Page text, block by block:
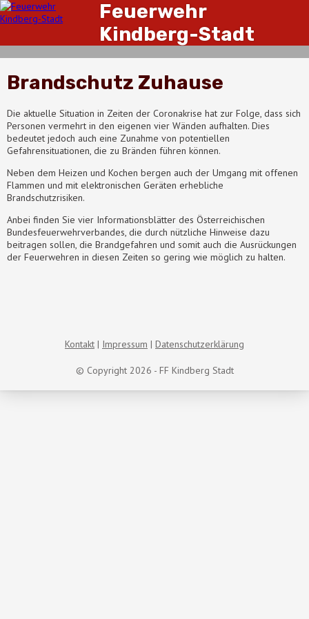
Feuerwehr
Kindberg-Stadt
Brandschutz Zuhause
Die aktuelle Situation in Zeiten der Coronakrise hat zur Folge, dass sich
Personen vermehrt in den eigenen vier Wänden aufhalten. Dies
bedeutet jedoch auch eine Zunahme von potentiellen
Gefahrensituationen, die zu Bränden führen können.
Neben dem Heizen und Kochen bergen auch der Umgang mit offenen
Flammen und mit elektronischen Geräten erhebliche
Brandschutzrisiken.
Anbei finden Sie vier Informationsblätter des Österreichischen
Bundesfeuerwehrverbandes, die durch nützliche Hinweise dazu
beitragen sollen, die Brandgefahren und somit auch die Ausrückungen
der Feuerwehren in diesen Zeiten so gering wie möglich zu halten.
© Copyright 2026 - FF Kindberg Stadt
Kontakt Impressum Datenschutzerklärung